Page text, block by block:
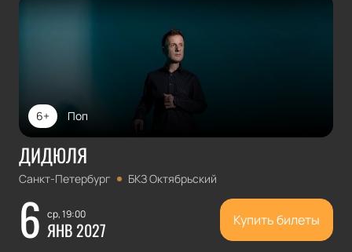
Поп
6+
ДИДЮЛЯ
Санкт-Петербург БКЗ Октябрьский
6 ср, 19:00
ЯНВ 2027 Купить билеты